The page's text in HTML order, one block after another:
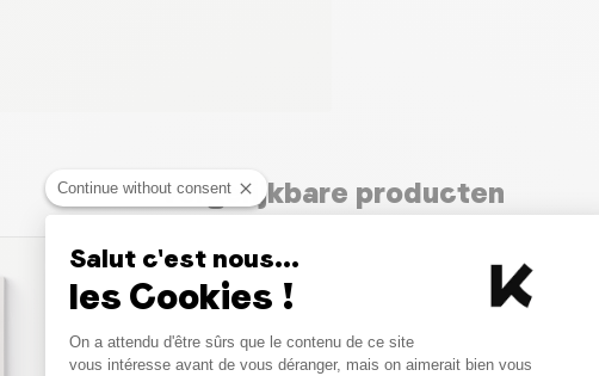
Vergelijkbare producten
PROMO
Continue without consent
Salut c'est nous...
les Cookies !
Consent Management
On a attendu d'être sûrs que le contenu de ce site
vous intéresse avant de vous déranger, mais on aimerait bien vous
Axeptio consent